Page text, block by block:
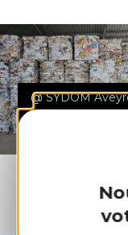
@ SYDOM